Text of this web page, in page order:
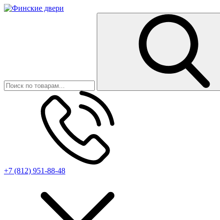
+7 (812) 951-88-48